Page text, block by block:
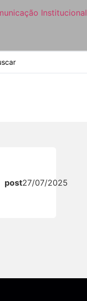
Institucional
post27/07/2025